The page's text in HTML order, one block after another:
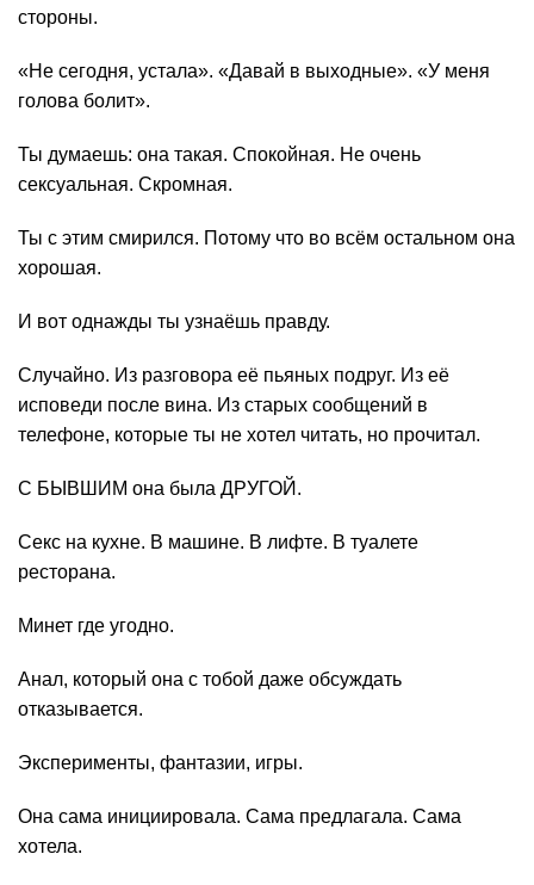
стороны.
«Не сегодня, устала». «Давай в выходные». «У меня
голова болит».
Ты думаешь: она такая. Спокойная. Не очень
сексуальная. Скромная.
Ты с этим смирился. Потому что во всём остальном она
хорошая.
И вот однажды ты узнаёшь правду.
Случайно. Из разговора её пьяных подруг. Из её
исповеди после вина. Из старых сообщений в
телефоне, которые ты не хотел читать, но прочитал.
С БЫВШИМ она была ДРУГОЙ.
Секс на кухне. В машине. В лифте. В туалете
ресторана.
Минет где угодно.
Анал, который она с тобой даже обсуждать
отказывается.
Эксперименты, фантазии, игры.
Она сама инициировала. Сама предлагала. Сама
хотела.